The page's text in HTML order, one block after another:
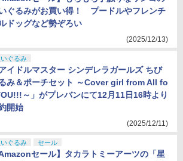
ぐるみがお買い得！ プードルやフレンチ
ドッグなど勢ぞろい
(2025/12/13)
ぐるみ
アイドルマスター シンデレラガールズ ちび
み＆ポーチセット ～Cover girl from All fo
～」がプレバンにて12月11日16時より
開始
(2025/12/11)
ぐるみ セール
Amazonセール】タカラトミーアーツの「星